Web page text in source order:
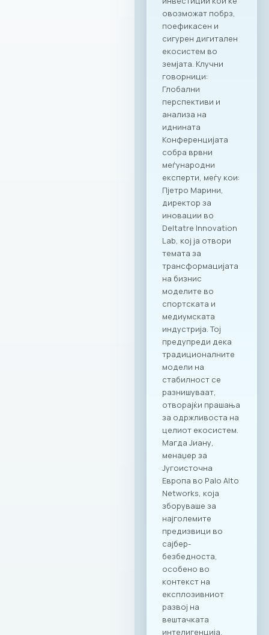
Стратешкото
партнерство и
придобивките од
специјално
креираната
програма важат за
сите капацитети во
рамките на Ragusa
Group,
овозможувајќи им
на членките избор
на соодветен
амбиент за секоја
пригода: PARK by
RAGUSA GROUP – за
престижни настани
во срцето на
Градскиот парк;
RAGUSA 360 – за
ексклузивни
корпоративни
прослави со
панорамски
поглед; RAGUSA 919
– за автентични
деловни ручеци и
настани; KINDER
PARK – идеално
место за семејни и
тимски дружења со
најмладите.
Ексклузивни
привилегии за
компаниите и
вработените
Заедницата на
МАСИТ добива
пристап до
ексклузивни
бенефити и
повластени услови
кои се внимателно
дизајнирани да
одговорат на
потребите на
современиот ИКТ
сектор. Оваа
програма ги
опфаќа сите